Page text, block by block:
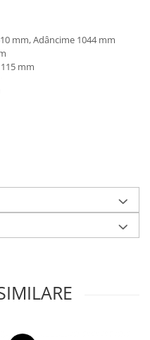
mm, Adâncime 1044 mm
mm